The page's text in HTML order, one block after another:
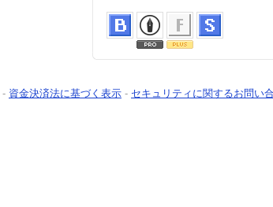
- 資金決済法に基づく表示 - セキュリティに関するお問い